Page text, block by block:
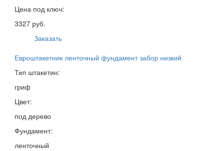
Цена под ключ:
3327 руб.
Заказать
Евроштакетник ленточный фундамент забор низкий
Тип штакетин:
гриф
Цвет:
под дерево
Фундамент:
ленточный